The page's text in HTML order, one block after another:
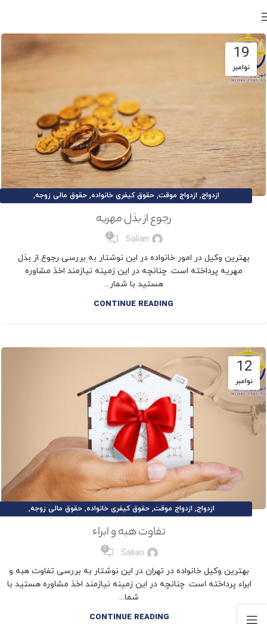
19
نوامبر
ازدواج, ازدواج موقت,حقوق کیفری خانواده,حقوق مالی زوجه,
مقالات حقوق خانواده ,مهریه, نفقه ,وکیل تخصصی خانوادهرجوع از بذل مهریه
Salian
2
بهترین وکیل در امور خانواده در این نوشتار به بررسی رجوع از بذل
مهریه پرداخته است. چنانچه در این زمینه نیازمند اخذ مشاوره
هستید با شمار...
CONTINUE READING
12
نوامبر
ازدواج, ازدواج موقت, حقوق کیفری خانواده, حقوق مالی زوجه,
,
مقالات حقوق خانواده مهریه نفقه ,وکیل تخصصی خانوادهتفاوت هبه و ابراء
Salian
0
بهترین وکیل خانواده در تهران در این نوشتار به بررسی تفاوت هبه و
ابراء پرداخته است. چنانچه در این زمینه نیازمند اخذ مشاوره هستید با
شما...
CONTINUE READING